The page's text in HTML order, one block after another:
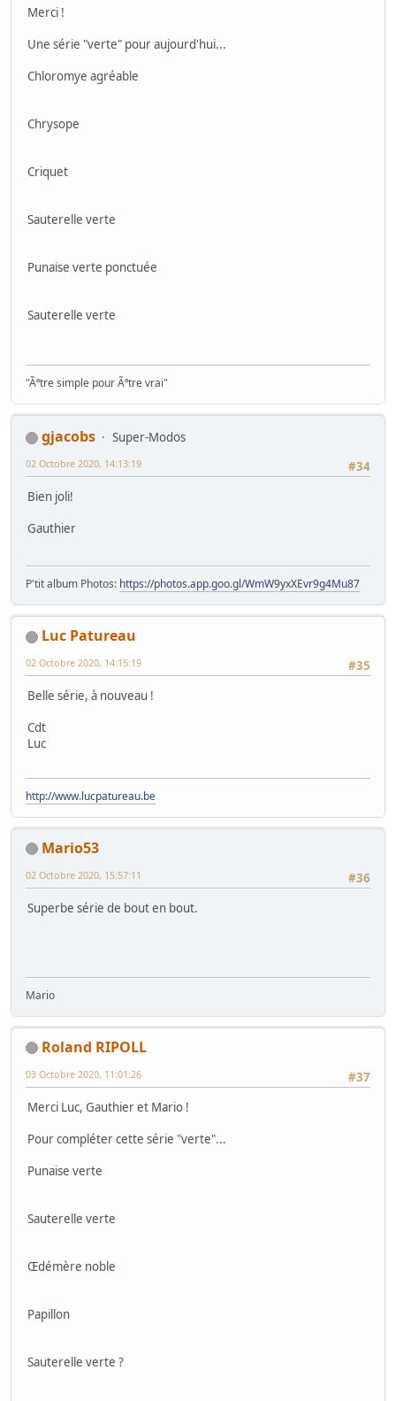
Merci !
Une série "verte" pour aujourd'hui...
Chloromye agréable
Chrysope
Criquet
Sauterelle verte
Punaise verte ponctuée
Sauterelle verte
"Ãªtre simple pour Ãªtre vrai"
gjacobs
Super-Modos
#34
02 Octobre 2020, 14:13:19
Bien joli!
Gauthier
P'tit album Photos: https://photos.app.goo.gl/WmW9yxXEvr9g4Mu87
Luc Patureau
#35
02 Octobre 2020, 14:15:19
Belle série, à nouveau !
Cdt
Luc
http://www.lucpatureau.be
Mario53
#36
02 Octobre 2020, 15:57:11
Superbe série de bout en bout.
Mario
Roland RIPOLL
#37
03 Octobre 2020, 11:01:26
Merci Luc, Gauthier et Mario !
Pour compléter cette série "verte"...
Punaise verte
Sauterelle verte
Œdémère noble
Papillon
Sauterelle verte ?